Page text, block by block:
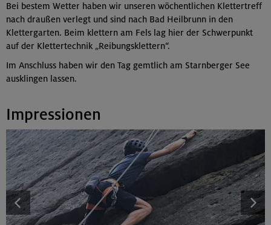
Bei bestem Wetter haben wir unseren wöchentlichen Klettertreff
nach draußen verlegt und sind nach Bad Heilbrunn in den
Klettergarten. Beim klettern am Fels lag hier der Schwerpunkt
auf der Klettertechnik „Reibungsklettern“.
Im Anschluss haben wir den Tag gemtlich am Starnberger See
ausklingen lassen.
Impressionen